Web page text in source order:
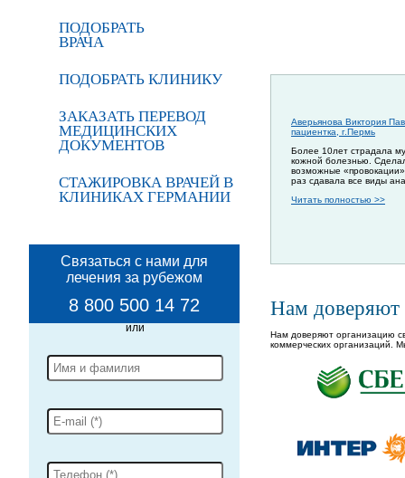
ПОДОБРАТЬ
ВРАЧА
ПОДОБРАТЬ КЛИНИКУ
ЗАКАЗАТЬ ПЕРЕВОД
МЕДИЦИНСКИХ
ДОКУМЕНТОВ
СТАЖИРОВКА ВРАЧЕЙ В
КЛИНИКАХ ГЕРМАНИИ
Связаться с нами для
лечения за рубежом
8 800 500 14 72
Аверьянова Виктория
пациентка, г.Пермь
Более 10лет страдала
кожной болезнью.
возможные
раз сдавала все виды
Читать полностью >>
Нам доверяют
Нам доверяют организацию
коммерческих организаций.